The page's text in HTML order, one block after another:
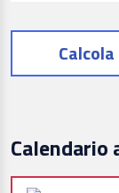
Calendario